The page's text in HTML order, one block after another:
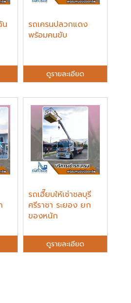
น
รถเครนปลวกแดง
พร้อมคนขับ
ดูรายละเอียด
รถเฮี๊ยบให้เช่าชลบุรี
ศรีราชา ระยอง ยก
ของหนัก
ดูรายละเอียด